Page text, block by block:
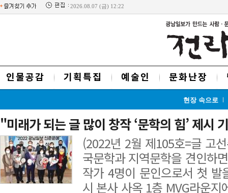
2026.08.07 (금) 12:22
인물공감 기획특집 예술인 문화난장
현장 속으로
"미래가 되는 글 많이 창작 ‘문학의 힘’ 제시
(2022년 2월 제105호=글 고
국문학과 지역문학을 견인하
작가 4명이 문인으로서 첫
시 본사 사옥 1층 MVG라운지